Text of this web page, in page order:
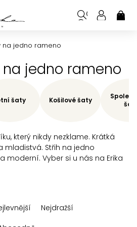
na jedno rameno
na jedno rameno
který nikdy nezklame. Krátká
mladistvá. Střih na jedno
moderní. Vyber si u nás na Erika
šaty Košilové šaty
Nejdražší